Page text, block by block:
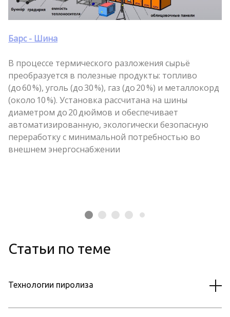
Барс - Шина
В процессе термического разложения сырьё
преобразуется в полезные продукты: топливо
(до 60 %), уголь (до 30 %), газ (до 20 %) и металлокорд
(около 10 %). Установка рассчитана на шины
диаметром до 20 дюймов и обеспечивает
автоматизированную, экологически безопасную
переработку с минимальной потребностью во
внешнем энергоснабжении
Статьи по теме
Технологии пиролиза